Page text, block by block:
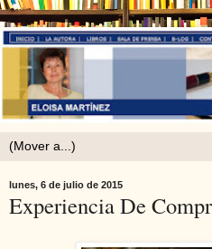
lunes, 6 de julio de 2015
Experiencia De